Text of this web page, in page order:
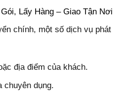
Lấy Hàng – Giao Tận Nơi
chính, một số dịch vụ phát
địa điểm của khách.
chuyên dụng.